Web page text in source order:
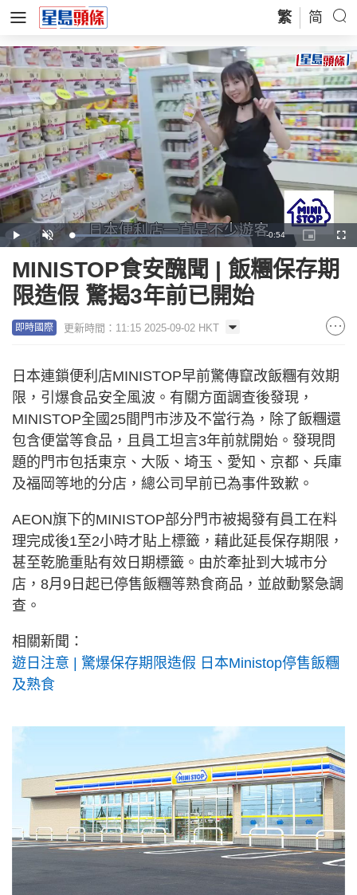
繁 简
Play Unmute Loaded:
73.42%
Remaining
Time
-0:54
Picture-
in-
MINISTOP食安醜聞 | 飯糰保存期
限造假 驚揭3年前已開始
即時國際 更新時間：11:15 2025-09-02 HKT
日本連鎖便利店MINISTOP早前驚傳竄改飯糰有效期
限，引爆食品安全風波。有關方面調查後發現，
MINISTOP全國25間門市涉及不當行為，除了飯糰還
包含便當等食品，且員工坦言3年前就開始。發現問
題的門市包括東京、大阪、埼玉、愛知、京都、兵庫
及福岡等地的分店，總公司早前已為事件致歉。
AEON旗下的MINISTOP部分門市被揭發有員工在料
理完成後1至2小時才貼上標籤，藉此延長保存期限，
甚至乾脆重貼有效日期標籤。由於牽扯到大城市分
店，8月9日起已停售飯糰等熟食商品，並啟動緊急調
查。
相關新聞：
遊日注意 | 驚爆保存期限造假 日本Ministop停售飯糰
及熟食